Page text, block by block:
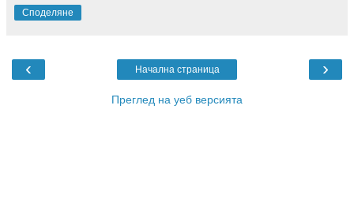
Споделяне
‹ ›
Начална страница
Преглед на уеб версията